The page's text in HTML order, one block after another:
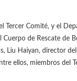
Tercer Comité, y el
de Rescate de
Liu Haiyan, director
ellos, miembros del